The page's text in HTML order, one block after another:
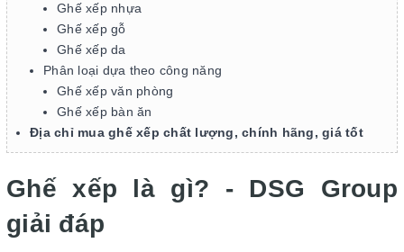
Ghế xếp nhựa
Ghế xếp gỗ
Ghế xếp da
Phân loại dựa theo công năng
Ghế xếp văn phòng
Ghế xếp bàn ăn
Địa chỉ mua ghế xếp chất lượng, chính hãng, giá tốt
Ghế xếp là gì? - DSG Group
giải đáp